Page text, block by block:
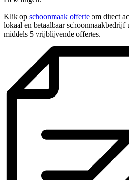
Klik op schoonmaak offerte om direct
lokaal en betaalbaar
middels 5 vrijblijvende offertes.